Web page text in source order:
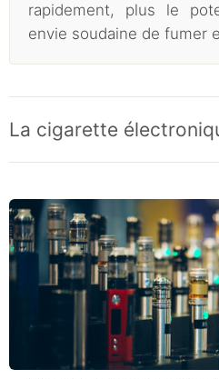
rapidement, plus le
envie soudaine de fumer
La cigarette